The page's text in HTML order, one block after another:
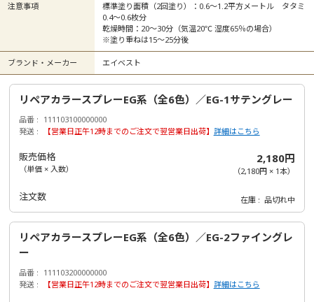
注意事項
標準塗り面積（2回塗り）：0.6～1.2平方メートル タタミ
0.4～0.6枚分
乾燥時間：20～30分（気温20℃ 湿度65％の場合）
※塗り重ねは15～25分後
ブランド・メーカー エイベスト
リペアカラースプレーEG系（全6色）／EG-1サテングレー
品番
111103100000000
発送
【営業日正午12時までのご注文で翌営業日出荷】 詳細はこちら
販売価格
（単価 × 入数）
2,180円
（2,180円× 1本）
注文数 在庫 品切れ中
リペアカラースプレーEG系（全6色）／EG-2ファイングレ
ー
品番
111103200000000
発送
【営業日正午12時までのご注文で翌営業日出荷】 詳細はこちら